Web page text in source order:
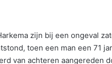
zijn bij een ongeval
toen een man een 71
van achteren aangereden